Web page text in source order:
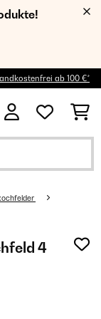
ab 100 €*
4